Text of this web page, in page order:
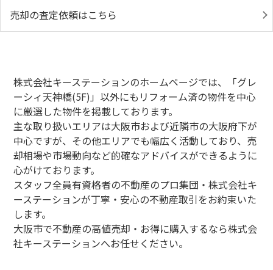
売却の査定依頼はこちら
株式会社キーステーションのホームページでは、「グレ
ーシィ天神橋(5F)」以外にもリフォーム済の物件を中心
に厳選した物件を掲載しております。
主な取り扱いエリアは大阪市および近隣市の大阪府下が
中心ですが、その他エリアでも幅広く活動しており、売
却相場や市場動向など的確なアドバイスができるように
心がけております。
スタッフ全員有資格者の不動産のプロ集団・株式会社キ
ーステーションが丁寧・安心の不動産取引をお約束いた
します。
大阪市で不動産の高値売却・お得に購入するなら株式会
社キーステーションへお任せください。